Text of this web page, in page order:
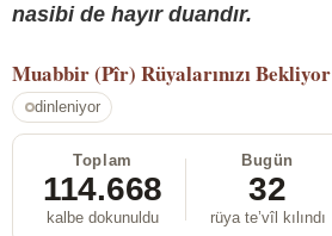
nasibi de hayır duandır.
Muabbir (Pîr) Rüyalarınızı Bekliyor
dinleniyor
Toplam
114.668
kalbe dokunuldu
Bugün
32
rüya te’vîl kılındı